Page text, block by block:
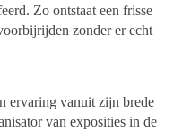
Zo ontstaat een frisse
zonder er echt
ervaring vanuit zijn brede
van exposities in de